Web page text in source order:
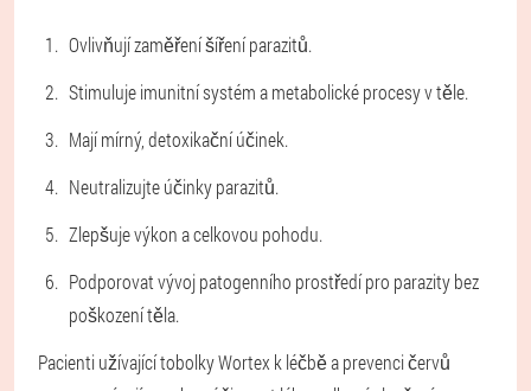
Ovlivňují zaměření šíření parazitů.
Stimuluje imunitní systém a metabolické procesy v těle.
Mají mírný, detoxikační účinek.
Neutralizujte účinky parazitů.
Zlepšuje výkon a celkovou pohodu.
Podporovat vývoj patogenního prostředí pro parazity bez
poškození těla.
Pacienti užívající tobolky Wortex k léčbě a prevenci červů